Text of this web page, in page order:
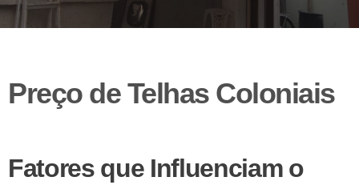
Preço de Telhas Coloniais
Fatores que Influenciam o